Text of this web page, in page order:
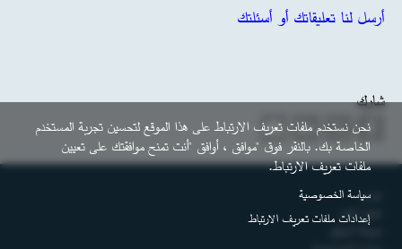
أرسل لنا تعليقاتك أو أسئلتك
شارك
التذييل
اتصل
حقوق النشر
خريطة الموقع
نحن نستخدم ملفات تعريف الارتباط على هذا الموقع لتحسين تجربة المستخدم
الخاصة بك. بالنقر فوق "موافق ، أوافق "أنت تمنح موافقتك على تعيين
ملفات تعريف الارتباط.
سياسة الخصوصية
إعدادات ملفات تعريف الارتباط